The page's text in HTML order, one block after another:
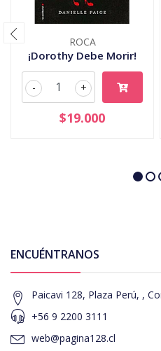
ROCA
¡Dorothy Debe Morir!
+
-
$19.000
ENCUÉNTRANOS
Paicavi 128, Plaza Perú, ,
+56 9 2200 3111
web@pagina128.cl